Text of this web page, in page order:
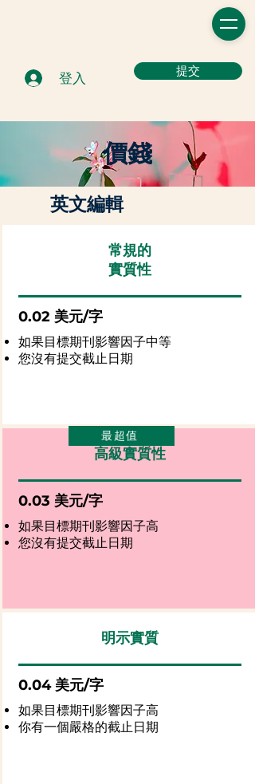
登入 提交
價錢
英文編輯
常規的
實質性
0.02 美元/字
如果目標期刊影響因子中等
您沒有提交截止日期
高級實質性
0.03 美元/字
如果目標期刊影響因子高
您沒有提交截止日期
明示實質
0.04 美元/字
如果目標期刊影響因子高
你有一個嚴格的截止日期
最超值